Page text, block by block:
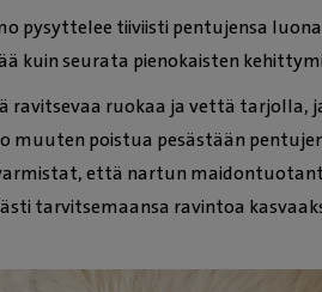
pysyttelee tiiviisti pentujensa
kuin seurata pienokaisten
ravitsevaa ruokaa ja vettä tarjolla,
muuten poistua pesästään
että nartun
tarvitsemaansa ravintoa